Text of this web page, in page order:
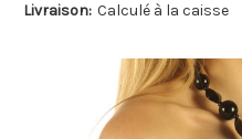
Livraison: Calculé à la caisse